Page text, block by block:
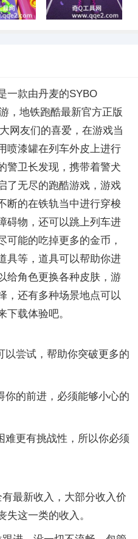
一款由丹麦的SYBO
，地铁跑酷最新官方正版
网友们的喜爱，在游戏当
喷漆罐在列车外皮上进行
警卫长发现，携带着警犬
了无尽的跑酷游戏，游戏
断的在铁轨当中进行穿梭
碍物，还可以跳上列车进
可能的吃掉更多的金币，
具等，道具可以帮助你进
给角色更换各种皮肤，游
，还有多种场景地点可以
下载体验吧。
尝试，帮助你突破更多的
的前进，必须能够小心的
更有挑战性，所以你必须
最新收入，大部分收入价
这一类的收入。